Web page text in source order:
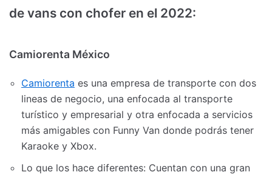
de vans con chofer en el 2022:
Camiorenta México
Camiorenta es una empresa de transporte con dos
lineas de negocio, una enfocada al transporte
turístico y empresarial y otra enfocada a servicios
más amigables con Funny Van donde podrás tener
Karaoke y Xbox.
Lo que los hace diferentes: Cuentan con una gran